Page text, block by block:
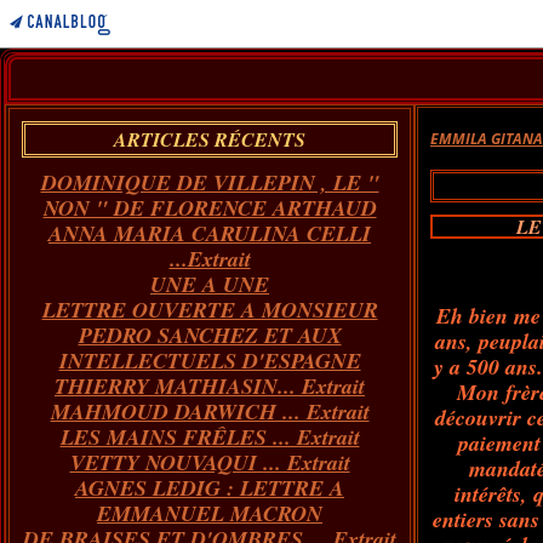
ARTICLES RÉCENTS
DOMINIQUE DE VILLEPIN , LE "
NON " DE FLORENCE ARTHAUD
ANNA MARIA CARULINA CELLI
...Extrait
UNE A UNE
LETTRE OUVERTE A MONSIEUR
PEDRO SANCHEZ ET AUX
INTELLECTUELS D'ESPAGNE
THIERRY MATHIASIN... Extrait
MAHMOUD DARWICH ... Extrait
LES MAINS FRÊLES ... Extrait
VETTY NOUVAQUI ... Extrait
AGNES LEDIG : LETTRE A
EMMANUEL MACRON
EMMILA GITANA
Eh bien
ans,
y a 500
Mon
découvrir
intérêts,
entiers